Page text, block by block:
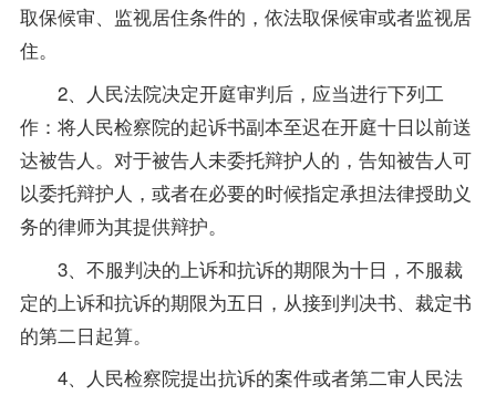
取保候审、监视居住条件的，依法取保候审或者监视居
住。
2、人民法院决定开庭审判后，应当进行下列工
作：将人民检察院的起诉书副本至迟在开庭十日以前送
达被告人。对于被告人未委托辩护人的，告知被告人可
以委托辩护人，或者在必要的时候指定承担法律授助义
务的律师为其提供辩护。
3、不服判决的上诉和抗诉的期限为十日，不服裁
定的上诉和抗诉的期限为五日，从接到判决书、裁定书
的第二日起算。
4、人民检察院提出抗诉的案件或者第二审人民法